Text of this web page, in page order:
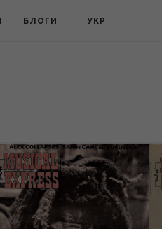
БЛОГИ УКР